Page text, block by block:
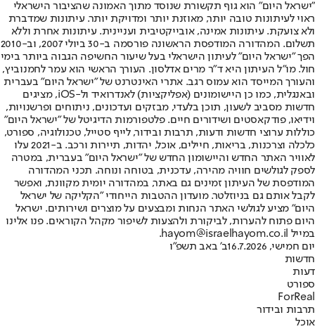
"ישראל היום" הוא גוף תקשורת שנוסד מתוך האמונה שהציבור הישראלי
ראוי לעיתונות טובה יותר, מאוזנת יותר ומדויקת יותר. עיתונות שמדברת
ולא צועקת. עיתונות אמינה, אובייקטיבית ועניינית. עיתונות אחרת וללא
תשלום. המהדורה המודפסת הראשונה פורסמה ב-30 ביולי 2007, וב-2010
הפך "ישראל היום" לעיתון הישראלי בעל שיעור החשיפה הגבוה ביותר בימי
חול. מו"ל העיתון היא ד"ר מרים אדלסון. העורך הראשי הוא עמר לחמנוביץ,
והעורך המייסד הוא עמוס רגב. אתרי האינטרנט של "ישראל היום" בעברית
ובאנגלית, כמו כן היישומונים (אפליקציות) לאנדרואיד ול-iOS, מציגים
חדשות מסביב לשעון, תוכן בלעדי, מבזקים ועדכונים, ניתוחים ופרשנויות,
וידיאו, פודקאסטים ושידורים חיים. פלטפורמות הדיגיטל של "ישראל היום"
כוללות ערוצי חדשות ודעות, תרבות ובידור, לייף סטייל, טכנולוגיה, ספורט,
כלכלה וצרכנות, בריאות, חיילים, אוכל, יהדות, תיירות ורכב. ב-2021 עלו
לאוויר האתר החדש והיישומון החדש של "ישראל היום" בעברית, במטרה
לספק לגולשים חוויה מהירה, עדכנית, בטוחה ונוחה. תכני המהדורה
המודפסת של העיתון זמינים גם באתר, במהדורה יומית מקוונת, ואפשר
לקבל אותם גם בניוזלטר. מועדון ההטבות הייחודי "הקליקה של ישראל
היום" מציע לגולשי האתר הנחות ומבצעים על מוצרים ושירותים. ישראל
היום פתוח להערות, לביקורת ולהצעות לשיפור מקהל הקוראים. פנו אלינו
במייל hayom@israelhayom.co.il.
יום חמישי, 16.7.2026
ב' באב תשפ"ו
חדשות
דעות
ספורט
ForReal
תרבות ובידור
אוכל